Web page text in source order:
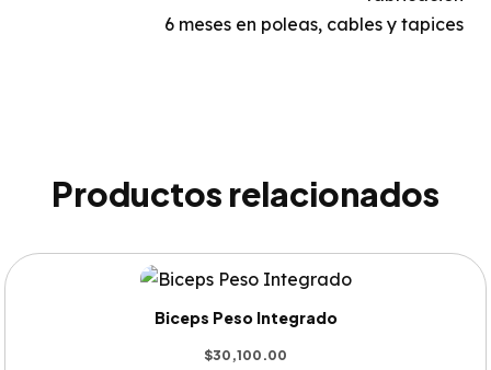
6 meses en poleas, cables y tapices
Productos relacionados
Biceps Peso Integrado
$30,100.00